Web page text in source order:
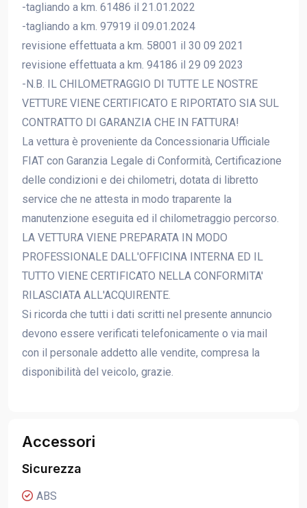
-tagliando a km. 61486 il 21.01.2022
-tagliando a km. 97919 il 09.01.2024
revisione effettuata a km. 58001 il 30 09 2021
revisione effettuata a km. 94186 il 29 09 2023
-N.B. IL CHILOMETRAGGIO DI TUTTE LE NOSTRE
VETTURE VIENE CERTIFICATO E RIPORTATO SIA SUL
CONTRATTO DI GARANZIA CHE IN FATTURA!
La vettura è proveniente da Concessionaria Ufficiale
FIAT con Garanzia Legale di Conformità, Certificazione
delle condizioni e dei chilometri, dotata di libretto
service che ne attesta in modo traparente la
manutenzione eseguita ed il chilometraggio percorso.
LA VETTURA VIENE PREPARATA IN MODO
PROFESSIONALE DALL'OFFICINA INTERNA ED IL
TUTTO VIENE CERTIFICATO NELLA CONFORMITA'
RILASCIATA ALL'ACQUIRENTE.
Si ricorda che tutti i dati scritti nel presente annuncio
devono essere verificati telefonicamente o via mail
con il personale addetto alle vendite, compresa la
disponibilità del veicolo, grazie.
Accessori
Sicurezza
ABS